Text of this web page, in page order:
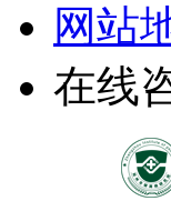
网站
在线